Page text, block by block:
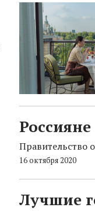
Правительство
16 октября 2020
Лучшие